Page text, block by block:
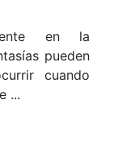
en la
pueden
cuando
...